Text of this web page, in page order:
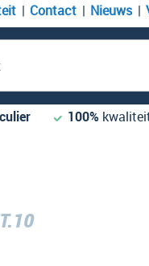
Contact Nieuws
100%